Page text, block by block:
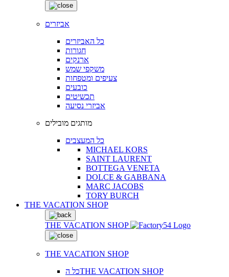
אביזרים
כל האביזרים
חגורות
ארנקים
משקפי שמש
צעיפים ומטפחות
כובעים
תכשיטים
אביזרי נסיעה
מותגים מובילים
כל המעצבים
MICHAEL KORS
SAINT LAURENT
BOTTEGA VENETA
DOLCE & GABBANA
MARC JACOBS
TORY BURCH
THE VACATION SHOP
THE VACATION SHOP
THE VACATION SHOP
כל הTHE VACATION SHOP